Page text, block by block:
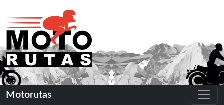
Motorutas